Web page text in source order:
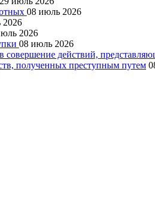
08 июль 2026
2026
2026
08 июль 2026
совершение действий,
полученных преступным путем